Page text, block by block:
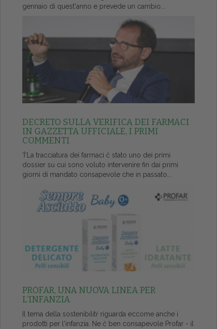
gennaio di quest'anno e prevede un cambio...
DECRETO SULLA VERIFICA DEI FARMACI
IN GAZZETTA UFFICIALE, I PRIMI
COMMENTI
ŤLa tracciatura dei farmaci č stato uno dei primi
dossier su cui sono voluto intervenire fin dai primi
giorni di mandato consapevole che in passato...
PROFAR, UNA NUOVA LINEA PER
L’INFANZIA
Il tema della sostenibilitŕ riguarda eccome anche i
prodotti per l'infanzia. Ne č ben consapevole Profar - il